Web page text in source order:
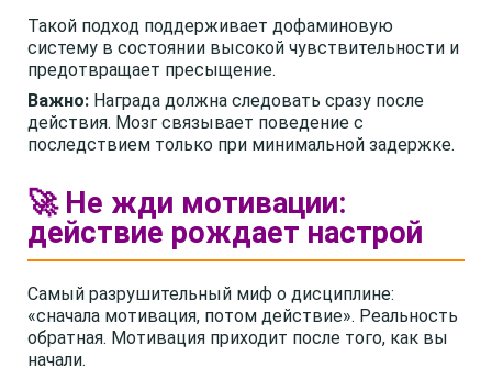
Такой подход поддерживает дофаминовую
систему в состоянии высокой чувствительности и
предотвращает пресыщение.
Важно: Награда должна следовать сразу после
действия. Мозг связывает поведение с
последствием только при минимальной задержке.
🚀 Не жди мотивации:
действие рождает настрой
Самый разрушительный миф о дисциплине:
«сначала мотивация, потом действие». Реальность
обратная. Мотивация приходит после того, как вы
начали.